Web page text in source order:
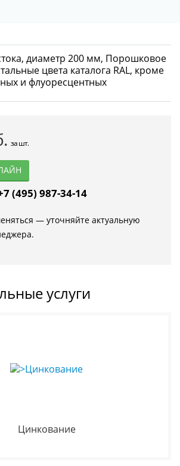
за шт.
(495) 987-34-14
— уточняйте актуальную
услуги
Цинкование